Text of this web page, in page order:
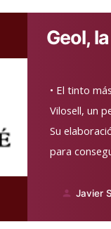
Geol,
• El tinto
Vilosell, un
Su
para
Publicado
Javier